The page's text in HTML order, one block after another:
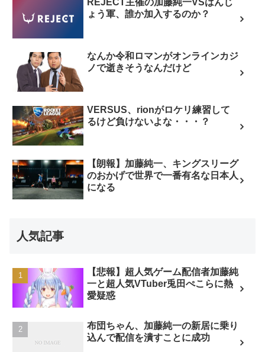
REJECT主催の加藤純一VSはんじ
ょう軍、誰か加入するのか？
なんか令和ロマンがオンラインカジ
ノで逝きそうなんだけど
VERSUS、rionがロケリ練習して
るけど負けないよな・・・？
【朗報】加藤純一、キングスリーグ
のおかげで世界で一番有名な日本人
になる
人気記事
【悲報】超人気ゲーム配信者加藤純
一と超人気VTuber兎田ぺこらに熱
愛疑惑
布団ちゃん、加藤純一の新居に乗り
込んで配信を潰すことに成功